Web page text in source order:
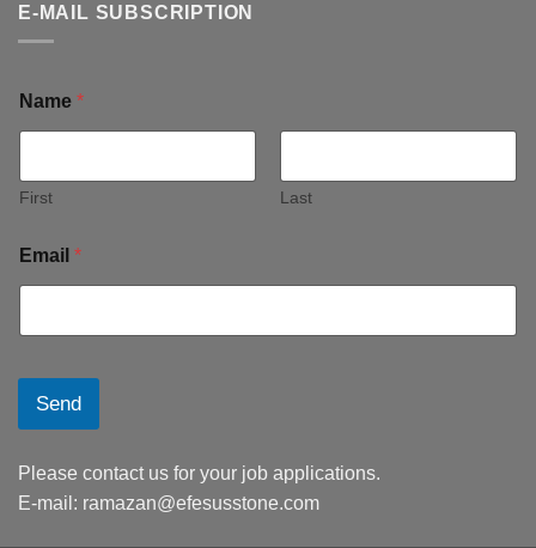
E-MAIL SUBSCRIPTION
Name *
First Last
Email *
Send
Please contact us for your job applications.
E-mail: ramazan@efesusstone.com